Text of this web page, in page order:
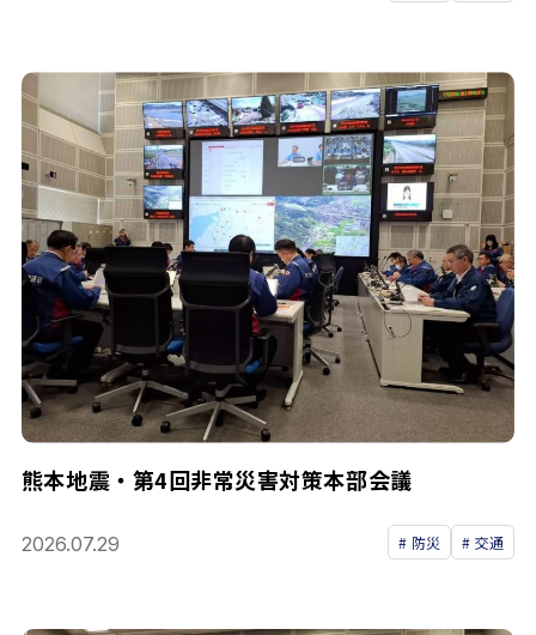
熊本地震・第4回非常災害対策本部会議
2026.07.29 防災 交通